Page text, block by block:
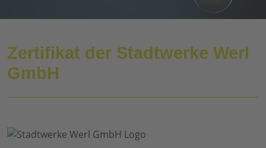
Zertifikat der Stadtwerke Werl
GmbH